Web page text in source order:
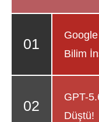
Bilim
GPT-
Düştü!